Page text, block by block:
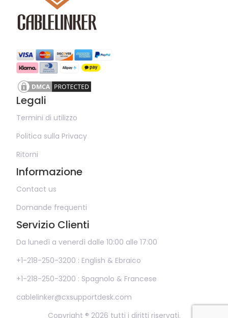
Legali
Termini di utilizzo
Politica sulla Privacy
Ritorni
Informazione
Contact us
Domande frequenti
Servizio Clienti
Da lunedì a venerdì dalle 10:00 alle 17:00
+1-218-250-3200 : English & Ebraico
+1-218-250-3200 : Spagnolo & Francese
cablelinker@cxsupportdesk.com
Copyright ® 2026 tutti i diritti riservati.